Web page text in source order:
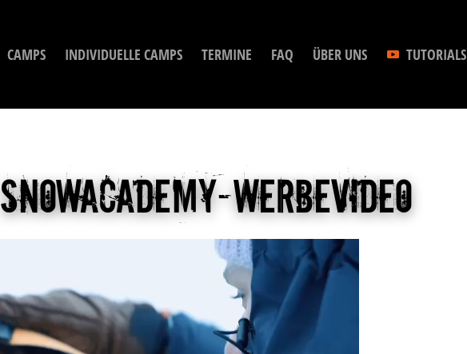
CAMPS INDIVIDUELLE CAMPS TERMINE FAQ ÜBER UNS TUTORIALS
snowacademy-werbevideo